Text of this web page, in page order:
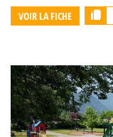
VOIR LA FICHE